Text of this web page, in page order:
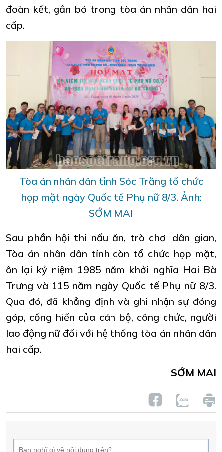
đoàn kết, gắn bó trong tòa án nhân dân hai
cấp.
Tòa án nhân dân tỉnh Sóc Trăng tổ chức
họp mặt ngày Quốc tế Phụ nữ 8/3. Ảnh:
SỚM MAI
Sau phần hội thi nấu ăn, trò chơi dân gian,
Tòa án nhân dân tỉnh còn tổ chức họp mặt,
ôn lại kỷ niệm 1985 năm khởi nghĩa Hai Bà
Trưng và 115 năm ngày Quốc tế Phụ nữ 8/3.
Qua đó, đã khẳng định và ghi nhận sự đóng
góp, cống hiến của cán bộ, công chức, người
lao động nữ đối với hệ thống tòa án nhân dân
hai cấp.
SỚM MAI